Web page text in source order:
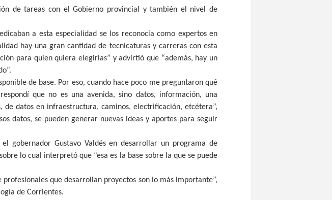
de tareas con el Gobierno provincial y también el nivel de
a esta especialidad se los reconocía como expertos en
hay una gran cantidad de tecnicaturas y carreras con esta
para quien quiera elegirlas” y advirtió que “además, hay un
de base. Por eso, cuando hace poco me preguntaron qué
que no es una avenida, sino datos, información, una
datos en infraestructura, caminos, electrificación, etcétera”,
datos, se pueden generar nuevas ideas y aportes para seguir
gobernador Gustavo Valdés en desarrollar un programa de
lo cual interpretó que “esa es la base sobre la que se puede
que desarrollan proyectos son lo más importante”,
de Corrientes.